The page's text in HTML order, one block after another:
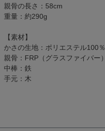
親骨の長さ：58cm
重量：約290g
【素材】
かさの生地：ポリエステル100％
親骨：FRP（グラスファイバー）
中棒：鉄
手元：木